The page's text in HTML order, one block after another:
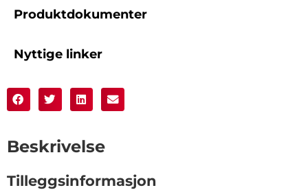
Produktdokumenter
Nyttige linker
Beskrivelse
Tilleggsinformasjon